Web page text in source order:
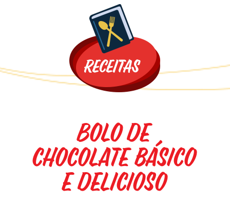
Bolo de
chocolate básico
e delicioso